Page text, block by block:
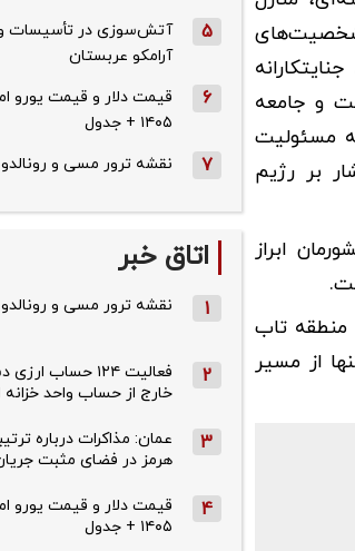
شخصیت‌های
و جامعه
مسئولیت
بر رژیم
ابراز
منطقه تاب
از مسیر
5
آتش‌سوزی در تأسیسات
آرامکو عربستان
6
۱۴۰۵ + جدول
7 نقشه ترور مسی و
اتاق خبر
1 نقشه ترور مسی و
2
فعالیت ۱۲۴ حساب
خارج از حساب واحد
3
عمان: مذاکرات درباره
هرمز در فضای مثبت
4
۱۴۰۵ + جدول